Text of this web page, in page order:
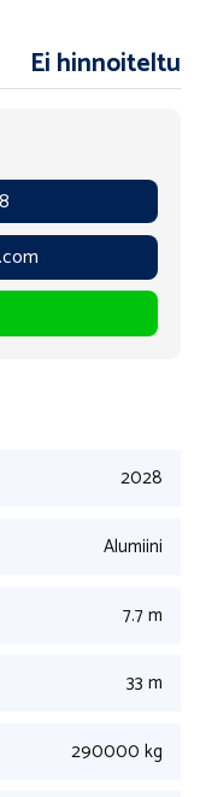
Ei hinnoiteltu
2028
Alumiini
7.7 m
33 m
290000 kg